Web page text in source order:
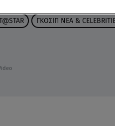
ΓΚΟΣΙΠ ΝΕΑ &